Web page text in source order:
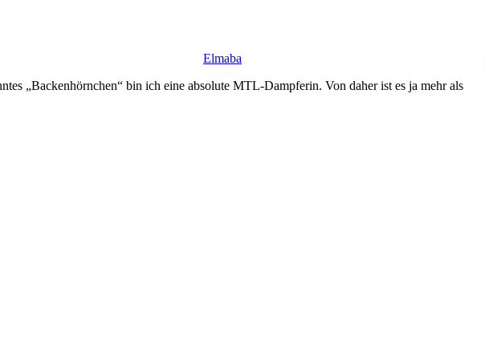
Elmaba
„Backenhörnchen“ bin ich eine absolute MTL-Dampferin. Von daher ist es ja mehr als